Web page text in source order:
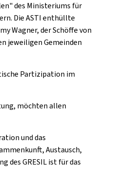
des Ministeriums für
Die ASTI enthüllte
Wagner, der Schöffe von
jeweiligen Gemeinden
Partizipation im
möchten allen
und das
Austausch,
des GRESIL ist für das